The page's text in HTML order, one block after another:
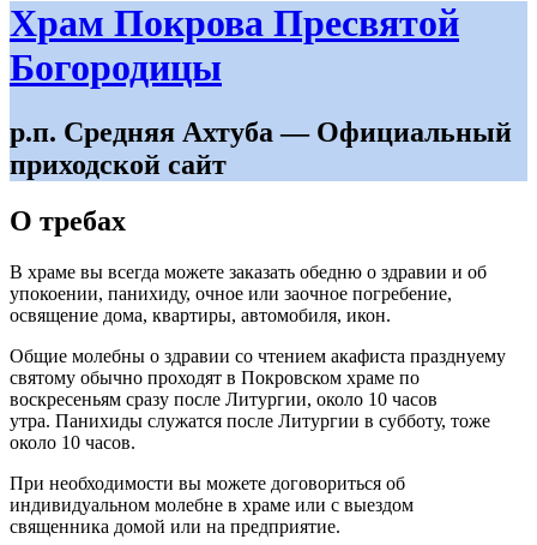
Храм Покрова Пресвятой
Богородицы
р.п. Средняя Ахтуба — Официальный
приходской сайт
О требах
В храме вы всегда можете заказать обедню о здравии и об
упокоении, панихиду, очное или заочное погребение,
освящение дома, квартиры, автомобиля, икон.
Общие молебны о здравии со чтением акафиста празднуему
святому обычно проходят в Покровском храме по
воскресеньям сразу после Литургии, около 10 часов
утра. Панихиды служатся после Литургии в субботу, тоже
около 10 часов.
При необходимости вы можете договориться об
индивидуальном молебне в храме или с выездом
священника домой или на предприятие.